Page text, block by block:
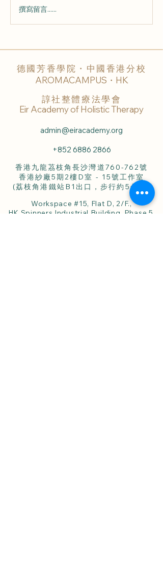
💕 從 心 而 來 的 香 氣
220802 💕
撰寫留言......
德國芳香學院・中國香港分校
AROMACAMPUS・HK
諄社整體療法學會
Eir Academy of Holistic Therapy
admin@eiracademy.org
+852 6886 2866
香港九龍茘枝角長沙灣道760-762號
香港紗廠5期2樓D室 - 15號工作室
(荔枝角港鐵站B1出口，步行約5分鐘)
Workspace #15, Flat D, 2/F.,
HK Spinners Industrial Building, Phase 5,